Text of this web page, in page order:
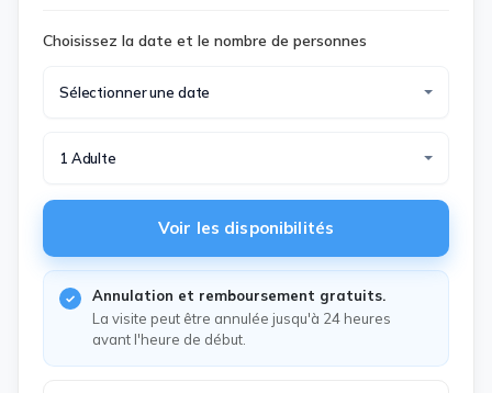
Choisissez la date et le nombre de personnes
Sélectionner une date
1 Adulte
Voir les disponibilités
Annulation et remboursement gratuits.
La visite peut être annulée jusqu'à 24 heures
avant l'heure de début.